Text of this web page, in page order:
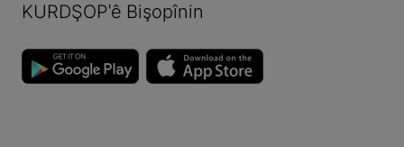
KURDŞOP'ê Bişopînin